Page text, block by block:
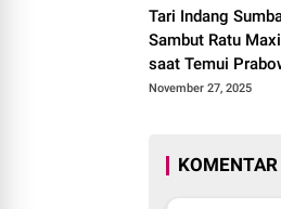
Tari Indang
Sambut Ratu
saat Temui
Istana
November 27, 2025
KOMENTAR